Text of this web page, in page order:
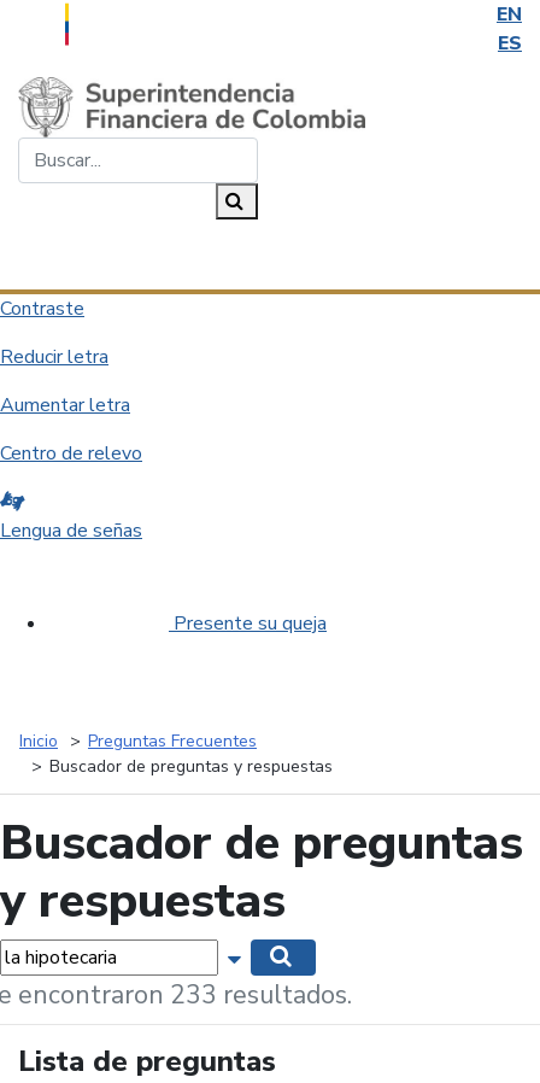
EN
ES
Saltar al contenido principal
Contraste
Reducir letra
Aumentar letra
Centro de relevo
Lengua de señas
Presente su queja
Inicio
Preguntas Frecuentes
Buscador de preguntas y respuestas
Buscador de preguntas
y respuestas
Mostrar opciones de búsqueda
encontraron 233 resultados.
Lista de preguntas